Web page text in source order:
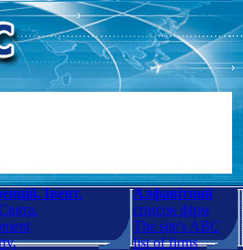
Івент.
Алфавітний
список фірм
The site's ABC
list of firms